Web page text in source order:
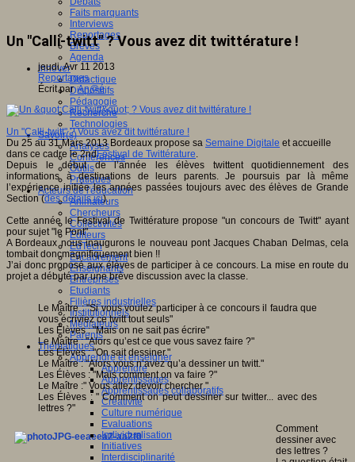
Faits marquants
Interviews
Reportages
Brèves
Agenda
Innover
Didactique
Dispositifs
Pédagogie
Recherche
Technologies
Savoir(s)
Analyses
Conférences
Outils
Pratiques
Acteurs de l'éducation
Animateurs
Chercheurs
Collectivités
Editeurs
EdTech
Encadrement
Enseignants
Entreprises
Etudiants
Filières industrielles
Institutionnels
Médiateurs
Parents
Thématiques
Apprendre et enseigner
Apprendre
Apprentissages
Apprentissages collaboratifs
Créativité
Culture numérique
Evaluations
Individualisation
Initiatives
Interdisciplinarité
Un "Calli-twitt" ? Vous avez dit twittérature !
jeudi, Avr 11 2013
Reportages
Écrit parAn@é
Un "Calli-twitt" ? Vous avez dit twittérature !
Du 25 au 31 Mars 2013 Bordeaux propose sa Semaine Digitale et accueille
dans ce cadre le 2ndFestival de Twittérature.
Depuis le début de l’année les élèves twittent quotidiennement des
informations à destinations de leurs parents. Je poursuis par là même
l’expérience initiée les années passées toujours avec des élèves de Grande
Section (des détails ici).
Cette année le Festival de Twittérature propose "un concours de Twitt" ayant
pour sujet "le Pont"
A Bordeaux nous inaugurons le nouveau pont Jacques Chaban Delmas, cela
tombait doncmagnifiquement bien !!
J’ai donc proposé aux élèves de participer à ce concours. La mise en route du
projet a débuté par une brève discussion avec la classe.
Le Maître : "Si vous voulez participer à ce concours il faudra que
vous écriviez ce twitt tout seuls"
Les Élèves : "Mais on ne sait pas écrire"
Le Maître : "Alors qu’est ce que vous savez faire ?"
Les Élèves : "On sait dessiner."
Le Maître : "Alors vous n’avez qu’a dessiner un twitt."
Les Élèves : "Mais comment on va faire ?"
Le Maître :" Vous allez devoir chercher "
Les Élèves : " Comment on peut dessiner sur twitter... avec des
lettres ?"
Comment
dessiner avec
des lettres ?